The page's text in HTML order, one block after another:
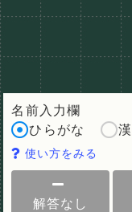
名前入力欄
ひらがな
使い方をみる
解答なし